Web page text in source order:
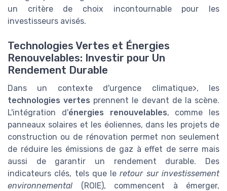
un critère de choix incontournable pour les
investisseurs avisés.
Technologies Vertes et Énergies
Renouvelables: Investir pour Un
Rendement Durable
Dans un contexte d'urgence climatique>, les
technologies vertes prennent le devant de la scène.
L'intégration d'énergies renouvelables, comme les
panneaux solaires et les éoliennes, dans les projets de
construction ou de rénovation permet non seulement
de réduire les émissions de gaz à effet de serre mais
aussi de garantir un rendement durable. Des
indicateurs clés, tels que leretour sur investissement
environnemental (ROIE), commencent à émerger,